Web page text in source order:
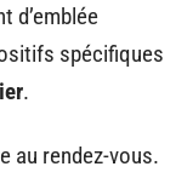
d’emblée
spécifiques
.
au rendez-vous.